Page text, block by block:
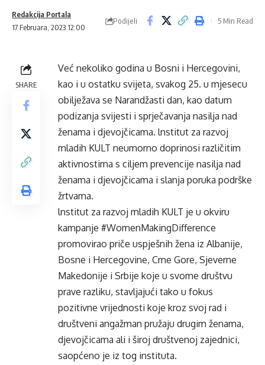
17 Februara, 2023 12:00
Redakcija Portala
Podijeli 5 Min Read
SHARE
Već nekoliko godina u Bosni i Hercegovini,
kao i u ostatku svijeta, svakog 25. u mjesecu
obilježava se Narandžasti dan, kao datum
podizanja svijesti i sprječavanja nasilja nad
ženama i djevojčicama. lnstitut za razvoj
mladih KULT neumorno doprinosi različitim
aktivnostima s ciljem prevencije nasilja nad
ženama i djevojčicama i slanja poruka podrške
žrtvama.
lnstitut za razvoj mladih KULT je u okviru
kampanje #WomenMakingDifference
promovirao priče uspješnih žena iz Albanije,
Bosne i Hercegovine, Crne Gore, Sjeverne
Makedonije i Srbije koje u svome društvu
prave razliku, stavljajući tako u fokus
pozitivne vrijednosti koje kroz svoj rad i
društveni angažman pružaju drugim ženama,
djevojčicama ali i široj društvenoj zajednici,
saopćeno je iz tog instituta.